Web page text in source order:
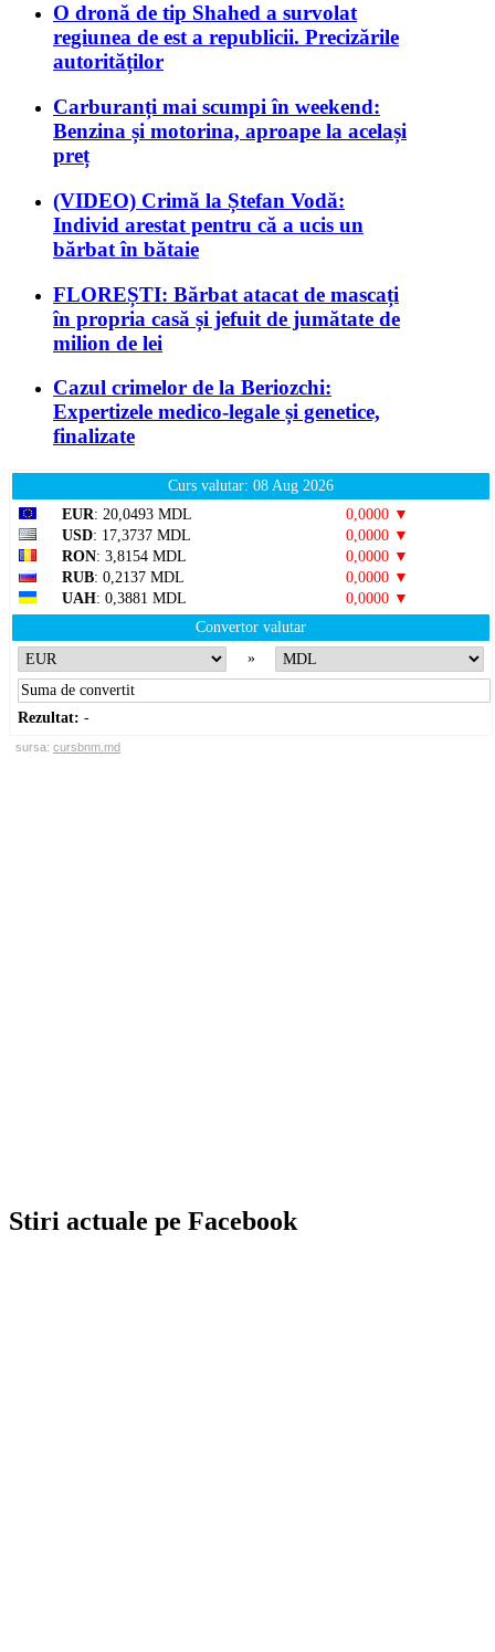
O dronă de tip Shahed a survolat
regiunea de est a republicii. Precizările
autorităților
Carburanți mai scumpi în weekend:
Benzina și motorina, aproape la același
preț
(VIDEO) Crimă la Ștefan Vodă:
Individ arestat pentru că a ucis un
bărbat în bătaie
FLOREȘTI: Bărbat atacat de mascați
în propria casă și jefuit de jumătate de
milion de lei
Cazul crimelor de la Beriozchi:
Expertizele medico-legale și genetice,
finalizate
Curs valutar: 08 Aug 2026
EUR: 20,0493 MDL
0,0000 ▼
USD: 17,3737 MDL
0,0000 ▼
RON: 3,8154 MDL
0,0000 ▼
RUB: 0,2137 MDL
0,0000 ▼
UAH: 0,3881 MDL
0,0000 ▼
Convertor valutar
»
Rezultat: -
sursa: cursbnm.md
Stiri actuale pe Facebook